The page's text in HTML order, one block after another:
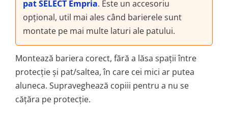
pat SELECT Empria. Este un accesoriu
opțional, util mai ales când barierele sunt
montate pe mai multe laturi ale patului.
Montează bariera corect, fără a lăsa spații între
protecție și pat/saltea, în care cei mici ar putea
aluneca. Supraveghează copiii pentru a nu se
cățăra pe protecție.